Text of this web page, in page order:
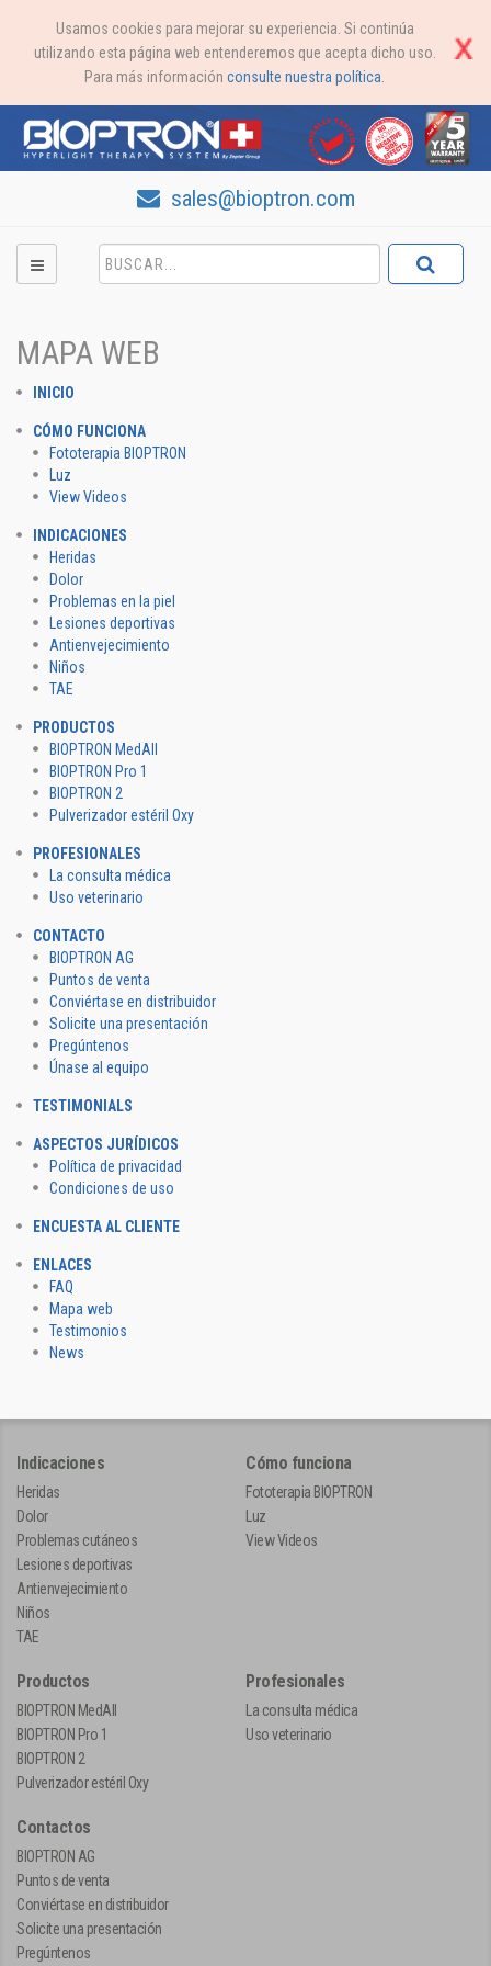
Usamos cookies para mejorar su experiencia. Si continúa
utilizando esta página web entenderemos que acepta dicho uso.
Para más información consulte nuestra política
sales@bioptron.com
MAPA WEB
INICIO
CÓMO FUNCIONA
Fototerapia BIOPTRON
Luz
View Videos
INDICACIONES
Heridas
Dolor
Problemas en la piel
Lesiones deportivas
Antienvejecimiento
Niños
TAE
PRODUCTOS
BIOPTRON MedAll
BIOPTRON Pro 1
BIOPTRON 2
Pulverizador estéril Oxy
PROFESIONALES
La consulta médica
Uso veterinario
CONTACTO
BIOPTRON AG
Puntos de venta
Conviértase en distribuidor
Solicite una presentación
Pregúntenos
Únase al equipo
TESTIMONIALS
ASPECTOS JURÍDICOS
Política de privacidad
Condiciones de uso
ENCUESTA AL CLIENTE
ENLACES
FAQ
Mapa web
Testimonios
News
Indicaciones
Heridas
Dolor
Problemas cutáneos
Lesiones deportivas
Antienvejecimiento
Niños
TAE
Cómo funciona
Fototerapia BIOPTRON
Luz
View Videos
Productos
BIOPTRON MedAll
BIOPTRON Pro 1
BIOPTRON 2
Pulverizador estéril Oxy
Profesionales
La consulta médica
Uso veterinario
Contactos
BIOPTRON AG
Puntos de venta
Conviértase en distribuidor
Solicite una presentación
Pregúntenos